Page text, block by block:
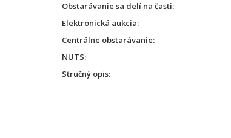
Obstarávanie sa delí na časti
Elektronická aukcia
Centrálne obstarávanie
NUTS
Stručný opis